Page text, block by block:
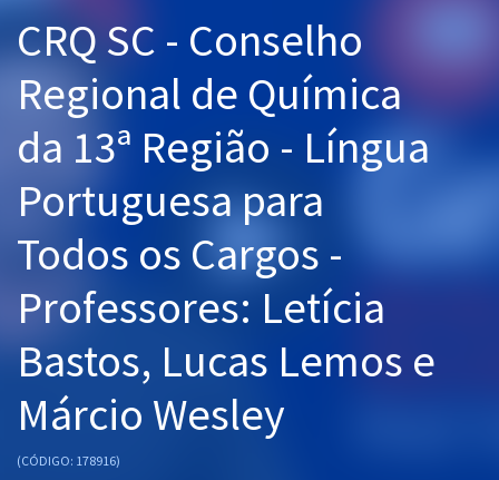
Graduação
OAB
Mentorias
Questões grátis
Conteúdo gratuito
Blog
Aprovados
Atendimento
CRQ SC - Conselho
Regional de Química
da 13ª Região - Língua
Portuguesa para
Todos os Cargos -
Professores: Letícia
Bastos, Lucas Lemos e
Márcio Wesley
(CÓDIGO: 178916)